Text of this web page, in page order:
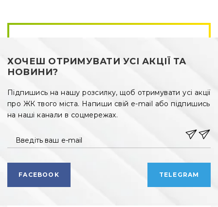
ХОЧЕШ ОТРИМУВАТИ УСІ АКЦІЇ ТА
НОВИНИ?
Підпишись на нашу розсилку, щоб отримувати усі акції
про ЖК твого міста. Напиши свій e-mail або підпишись
на наші канали в соцмережах.
Введіть ваш e-mail
FACEBOOK TELEGRAM